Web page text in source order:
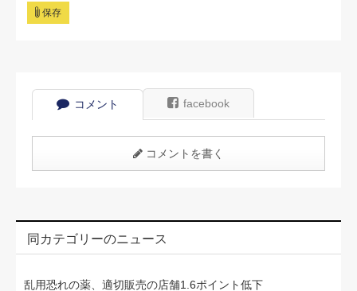
保存
コメント facebook
コメントを書く
同カテゴリーのニュース
乱用恐れの薬、適切販売の店舗1.6ポイント低下